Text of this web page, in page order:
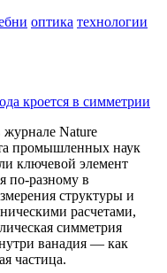
оптика технологии
кроется в симметрии
журнале Nature
промышленных наук
ключевой элемент
по-разному в
структуры и
расчетами,
симметрия
ванадия — как
частица.